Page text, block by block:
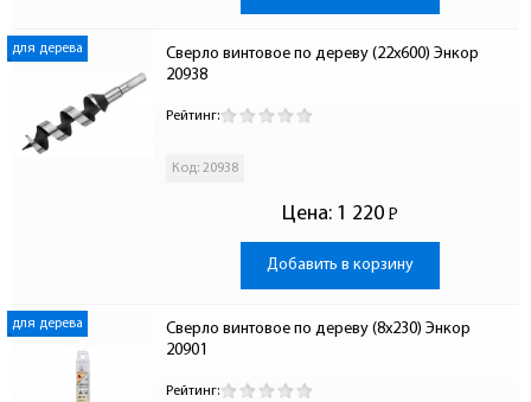
для дерева
Сверло винтовое по дереву (22x600) Энкор
20938
Рейтинг:
Код: 20938
Цена: 1 220 Р
-
Добавить в корзину
для дерева
Сверло винтовое по дереву (8x230) Энкор
20901
Рейтинг: